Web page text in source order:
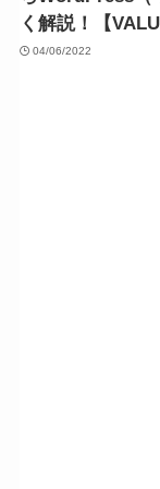
く解説！【
04/06/2022